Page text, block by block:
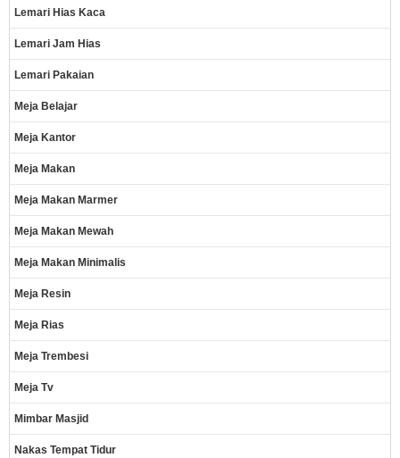
Lemari Hias Kaca
Lemari Jam Hias
Lemari Pakaian
Meja Belajar
Meja Kantor
Meja Makan
Meja Makan Marmer
Meja Makan Mewah
Meja Makan Minimalis
Meja Resin
Meja Rias
Meja Trembesi
Meja Tv
Mimbar Masjid
Nakas Tempat Tidur